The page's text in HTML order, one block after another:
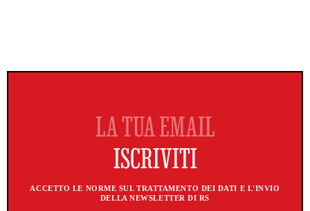
ACCETTO LE NORME SUL TRATTAMENTO DEI DATI E L'INVIO
DELLA NEWSLETTER DI RS